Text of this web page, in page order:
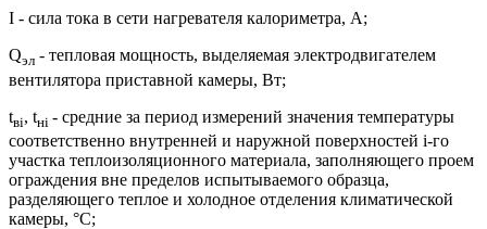
I - сила тока в сети нагревателя калориметра, А;
Qэл - тепловая мощность, выделяемая электродвигателем
вентилятора приставной камеры, Вт;
tвi, tнi - средние за период измерений значения температуры
соответственно внутренней и наружной поверхностей i-го
участка теплоизоляционного материала, заполняющего проем
ограждения вне пределов испытываемого образца,
разделяющего теплое и холодное отделения климатической
камеры, °С;